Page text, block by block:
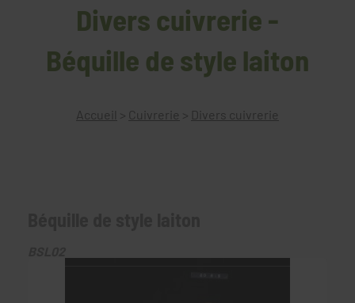
Divers cuivrerie -
Béquille de style laiton
Accueil > Cuivrerie > Divers cuivrerie